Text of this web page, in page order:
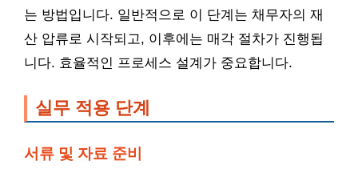
는 방법입니다. 일반적으로 이 단계는 채무자의 재
산 압류로 시작되고, 이후에는 매각 절차가 진행됩
니다. 효율적인 프로세스 설계가 중요합니다.
실무 적용 단계
서류 및 자료 준비